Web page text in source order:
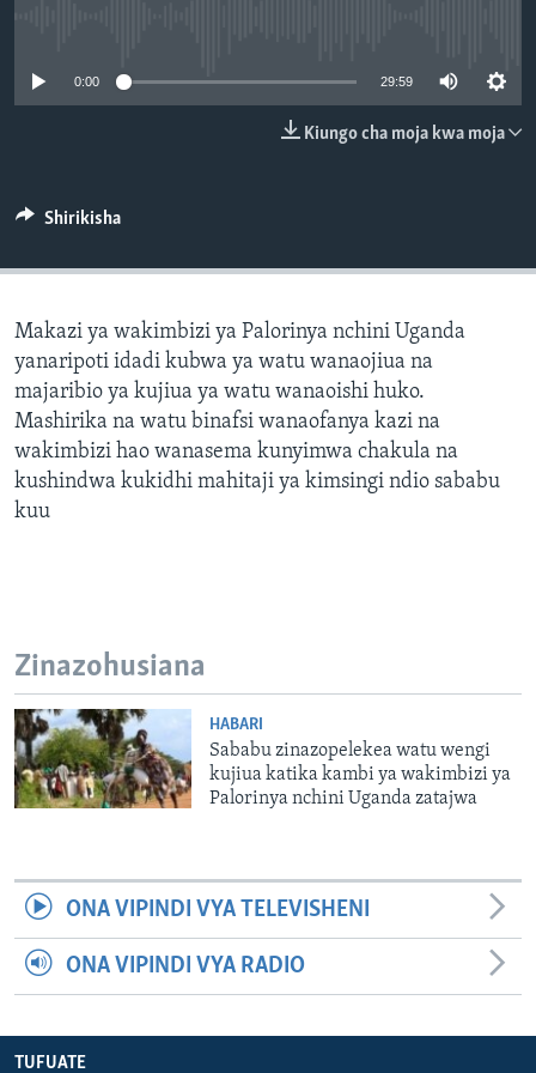
0:00 29:59
Kiungo cha moja kwa moja
Shirikisha
Makazi ya wakimbizi ya Palorinya nchini Uganda
yanaripoti idadi kubwa ya watu wanaojiua na
majaribio ya kujiua ya watu wanaoishi huko.
Mashirika na watu binafsi wanaofanya kazi na
wakimbizi hao wanasema kunyimwa chakula na
kushindwa kukidhi mahitaji ya kimsingi ndio sababu
kuu
Zinazohusiana
HABARI
Sababu zinazopelekea watu wengi
kujiua katika kambi ya wakimbizi ya
Palorinya nchini Uganda zatajwa
ONA VIPINDI VYA TELEVISHENI
ONA VIPINDI VYA RADIO
TUFUATE